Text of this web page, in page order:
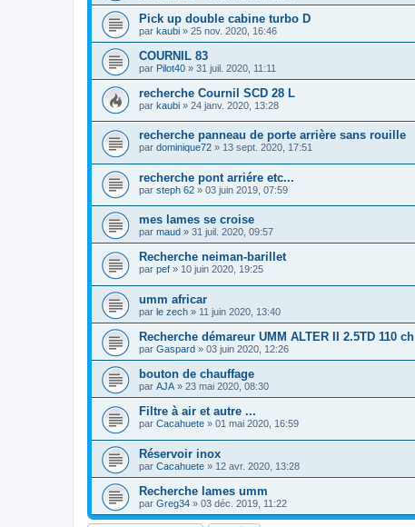
Pick up double cabine turbo D
par kaubi » 25 nov. 2020, 16:46
COURNIL 83
par Pilot40 » 31 juil. 2020, 11:11
recherche Cournil SCD 28 L
par kaubi » 24 janv. 2020, 13:28
recherche panneau de porte arrière sans rouille
par dominique72 » 13 sept. 2020, 17:51
recherche pont arriére etc...
par steph 62 » 03 juin 2019, 07:59
mes lames se croise
par maud » 31 juil. 2020, 09:57
Recherche neiman-barillet
par pef » 10 juin 2020, 19:25
umm africar
par le zech » 11 juin 2020, 13:40
Recherche démareur UMM ALTER II 2.5TD 110 ch
par Gaspard » 03 juin 2020, 12:26
bouton de chauffage
par AJA » 23 mai 2020, 08:30
Filtre à air et autre ...
par Cacahuete » 01 mai 2020, 16:59
Réservoir inox
par Cacahuete » 12 avr. 2020, 13:28
Recherche lames umm
par Greg34 » 03 déc. 2019, 11:22